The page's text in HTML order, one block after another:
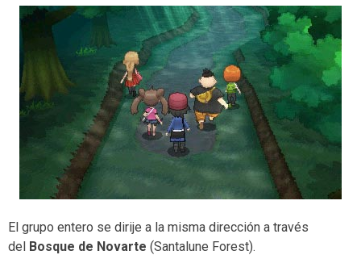
El grupo entero se dirije a la misma dirección a través
del Bosque de Novarte (Santalune Forest).